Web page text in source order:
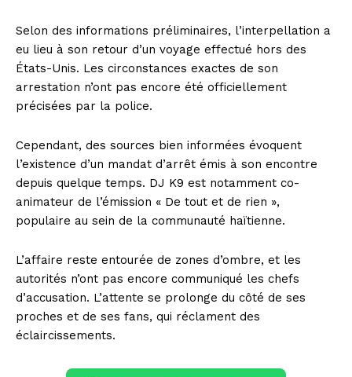
Selon des informations préliminaires, l’interpellation a
eu lieu à son retour d’un voyage effectué hors des
États-Unis. Les circonstances exactes de son
arrestation n’ont pas encore été officiellement
précisées par la police.
Cependant, des sources bien informées évoquent
l’existence d’un mandat d’arrêt émis à son encontre
depuis quelque temps. DJ K9 est notamment co-
animateur de l’émission « De tout et de rien »,
populaire au sein de la communauté haïtienne.
L’affaire reste entourée de zones d’ombre, et les
autorités n’ont pas encore communiqué les chefs
d’accusation. L’attente se prolonge du côté de ses
proches et de ses fans, qui réclament des
éclaircissements.